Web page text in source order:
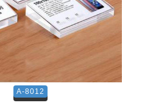
A-8012